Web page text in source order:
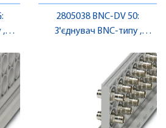
2805038 BNC-DV 50:
З'єднувач BNC-типу ,